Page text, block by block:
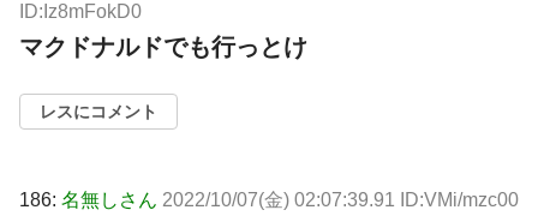
ID:Iz8mFokD0
マクドナルドでも行っとけ
レスにコメント
186: 名無しさん 2022/10/07(金) 02:07:39.91 ID:VMi/mzc00